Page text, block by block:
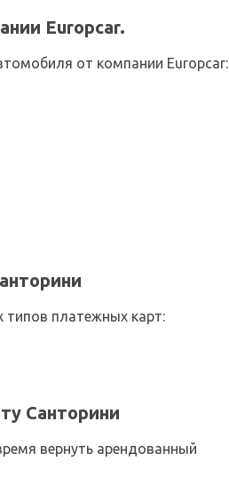
Europcar.
от компании Europcar:
платежных карт:
Санторини
вернуть арендованный